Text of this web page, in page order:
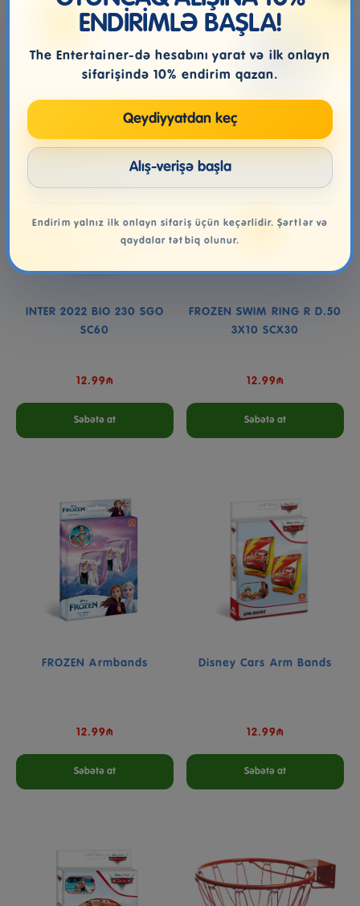
5.00₼
Səbətə at
12.99₼
INTER 2022 BIO 230 SGO
SC60
12.99₼
Səbətə at
FROZEN SWIM RING R D.50
3X10 SCX30
12.99₼
Səbətə at
FROZEN Armbands
12.99₼
Səbətə at
Disney Cars Arm Bands
12.99₼
Səbətə at
ENDİRİMLƏ BAŞLA!
The Entertainer-də hesabını yarat və ilk onlayn
sifarişində 10% endirim qazan.
Qeydiyyatdan keç
Alış-verişə başla
Endirim yalnız ilk onlayn sifariş üçün keçərlidir. Şərtlər və
qaydalar tətbiq olunur.